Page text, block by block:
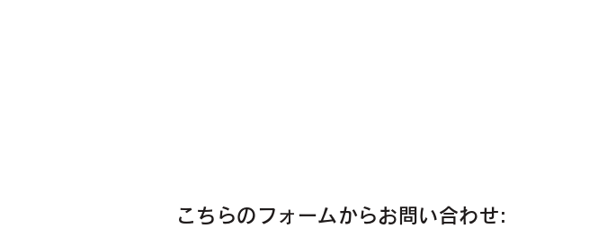
こちらのフォームからお問い合わせ: